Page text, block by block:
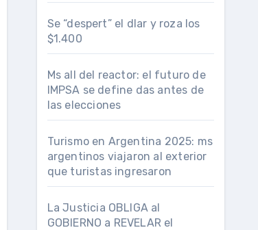
Se “despert” el dlar y roza los
$1.400
Ms all del reactor: el futuro de
IMPSA se define das antes de
las elecciones
Turismo en Argentina 2025: ms
argentinos viajaron al exterior
que turistas ingresaron
La Justicia OBLIGA al
GOBIERNO a REVELAR el